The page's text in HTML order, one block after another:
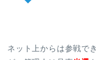
ネット上からは参戦で